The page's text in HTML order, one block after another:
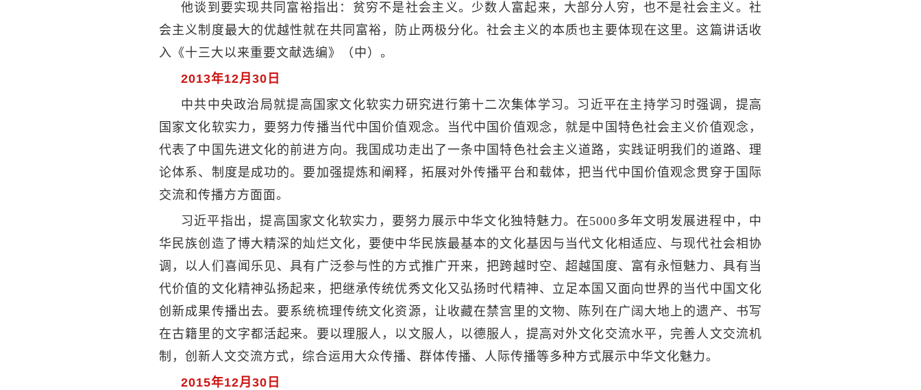
他谈到要实现共同富裕指出：贫穷不是社会主义。少数人富起来，大部分人穷，也不是社会主义。社
会主义制度最大的优越性就在共同富裕，防止两极分化。社会主义的本质也主要体现在这里。这篇讲话收
入《十三大以来重要文献选编》（中）。
2013年12月30日
中共中央政治局就提高国家文化软实力研究进行第十二次集体学习。习近平在主持学习时强调，提高
国家文化软实力，要努力传播当代中国价值观念。当代中国价值观念，就是中国特色社会主义价值观念，
代表了中国先进文化的前进方向。我国成功走出了一条中国特色社会主义道路，实践证明我们的道路、理
论体系、制度是成功的。要加强提炼和阐释，拓展对外传播平台和载体，把当代中国价值观念贯穿于国际
交流和传播方方面面。
习近平指出，提高国家文化软实力，要努力展示中华文化独特魅力。在5000多年文明发展进程中，中
华民族创造了博大精深的灿烂文化，要使中华民族最基本的文化基因与当代文化相适应、与现代社会相协
调，以人们喜闻乐见、具有广泛参与性的方式推广开来，把跨越时空、超越国度、富有永恒魅力、具有当
代价值的文化精神弘扬起来，把继承传统优秀文化又弘扬时代精神、立足本国又面向世界的当代中国文化
创新成果传播出去。要系统梳理传统文化资源，让收藏在禁宫里的文物、陈列在广阔大地上的遗产、书写
在古籍里的文字都活起来。要以理服人，以文服人，以德服人，提高对外文化交流水平，完善人文交流机
制，创新人文交流方式，综合运用大众传播、群体传播、人际传播等多种方式展示中华文化魅力。
2015年12月30日